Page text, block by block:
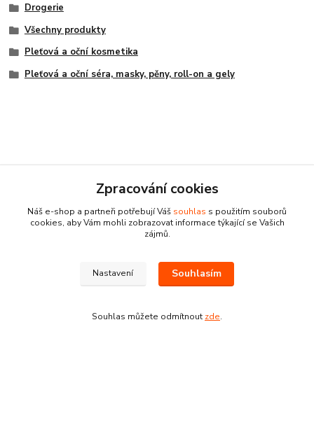
Drogerie
Všechny produkty
Pleťová a oční kosmetika
Pleťová a oční séra, masky, pěny, roll-on a gely
Zpracování cookies
Náš e-shop a partneři potřebují Váš souhlas s použitím souborů
cookies, aby Vám mohli zobrazovat informace týkající se Vašich
zájmů.
Nastavení Souhlasím
Souhlas můžete odmítnout zde.